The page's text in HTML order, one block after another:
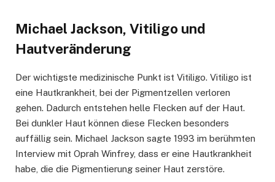
Michael Jackson, Vitiligo und
Hautveränderung
Der wichtigste medizinische Punkt ist Vitiligo. Vitiligo ist
eine Hautkrankheit, bei der Pigmentzellen verloren
gehen. Dadurch entstehen helle Flecken auf der Haut.
Bei dunkler Haut können diese Flecken besonders
auffällig sein. Michael Jackson sagte 1993 im berühmten
Interview mit Oprah Winfrey, dass er eine Hautkrankheit
habe, die die Pigmentierung seiner Haut zerstöre.